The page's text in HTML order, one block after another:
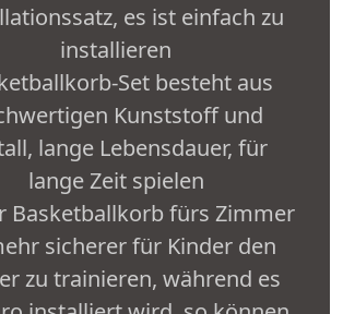
es ist einfach zu
installieren
Set besteht aus
Kunststoff und
lange Lebensdauer, für
lange Zeit spielen
Basketballkorb fürs Zimmer
sicherer für Kinder den
zu trainieren, während es